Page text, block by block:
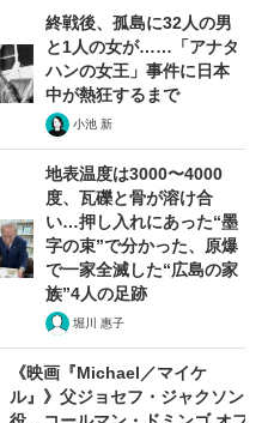
終戦後、孤島に32人の男
と1人の女が……「アナタ
ハンの女王」事件に日本
中が熱狂するまで
小池 新
地表温度は3000〜4000
度、瓦礫と骨が溶け合
い…押し入れにあった“墨
字の束”で分かった、原爆
で一家全滅した“広島の家
族”4人の足跡
堀川 惠子
《映画『Michael／マイケ
ル』》父ジョセフ・ジャクソン